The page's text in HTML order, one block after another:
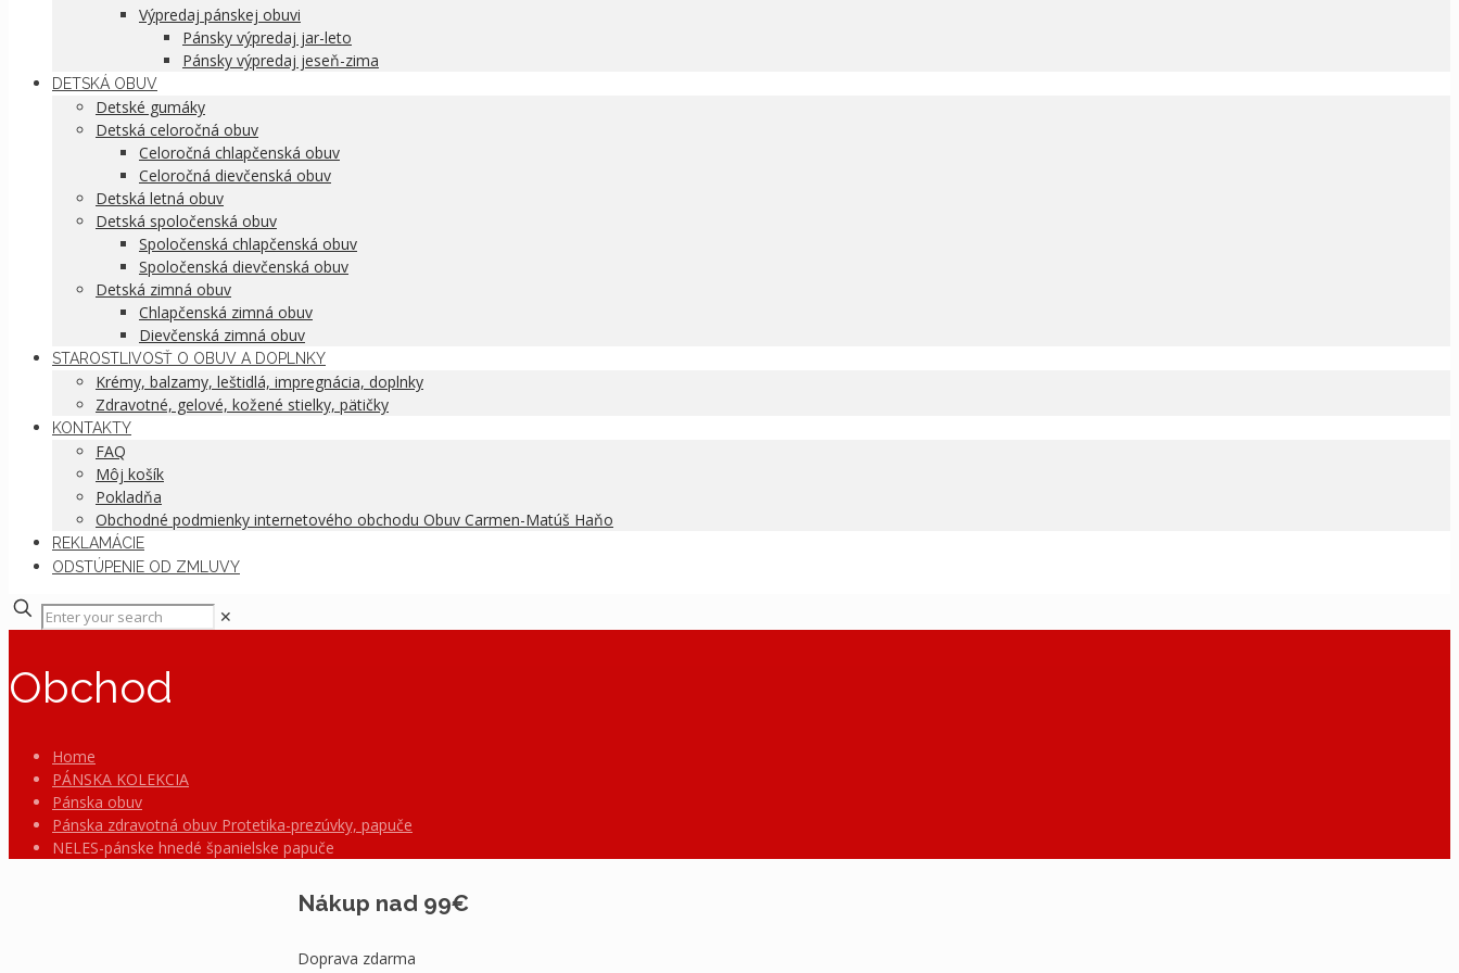
Výpredaj pánskej obuvi
Pánsky výpredaj jar-leto
Pánsky výpredaj jeseň-zima
DETSKÁ OBUV
Detské gumáky
Detská celoročná obuv
Celoročná chlapčenská obuv
Celoročná dievčenská obuv
Detská letná obuv
Detská spoločenská obuv
Spoločenská chlapčenská obuv
Spoločenská dievčenská obuv
Detská zimná obuv
Chlapčenská zimná obuv
Dievčenská zimná obuv
STAROSTLIVOSŤ O OBUV A DOPLNKY
Krémy, balzamy, leštidlá, impregnácia, doplnky
Zdravotné, gelové, kožené stielky, pätičky
KONTAKTY
FAQ
Môj košík
Pokladňa
Obchodné podmienky internetového obchodu Obuv Carmen-Matúš Haňo
REKLAMÁCIE
ODSTÚPENIE OD ZMLUVY
✕
Obchod
Home
PÁNSKA KOLEKCIA
Pánska obuv
Pánska zdravotná obuv Protetika-prezúvky, papuče
NELES-pánske hnedé španielske papuče
Nákup nad 99€
Doprava zdarma